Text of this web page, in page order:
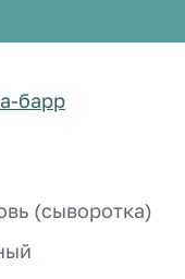
барр
(сыворотка)